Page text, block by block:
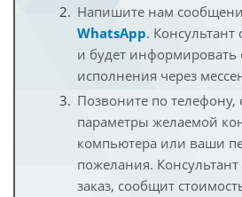
Напишите нам
WhatsApp. Консультант
и будет информировать
исполнения через
Позвоните по телефону,
параметры желаемой
компьютера или ваши
пожелания.
заказ, сообщит